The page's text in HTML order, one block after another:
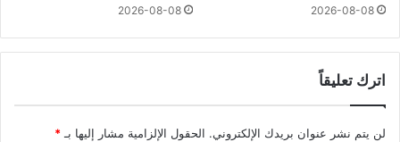
2026-08-08
2026-08-08
اترك تعليقاً
لن يتم نشر عنوان بريدك الإلكتروني. الحقول الإلزامية مشار إليها بـ *